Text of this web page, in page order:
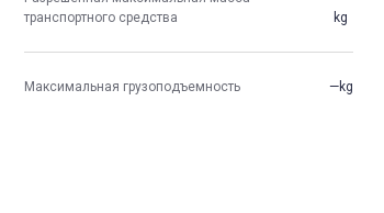
транспортного средства
kg
Максимальная грузоподъемность —kg